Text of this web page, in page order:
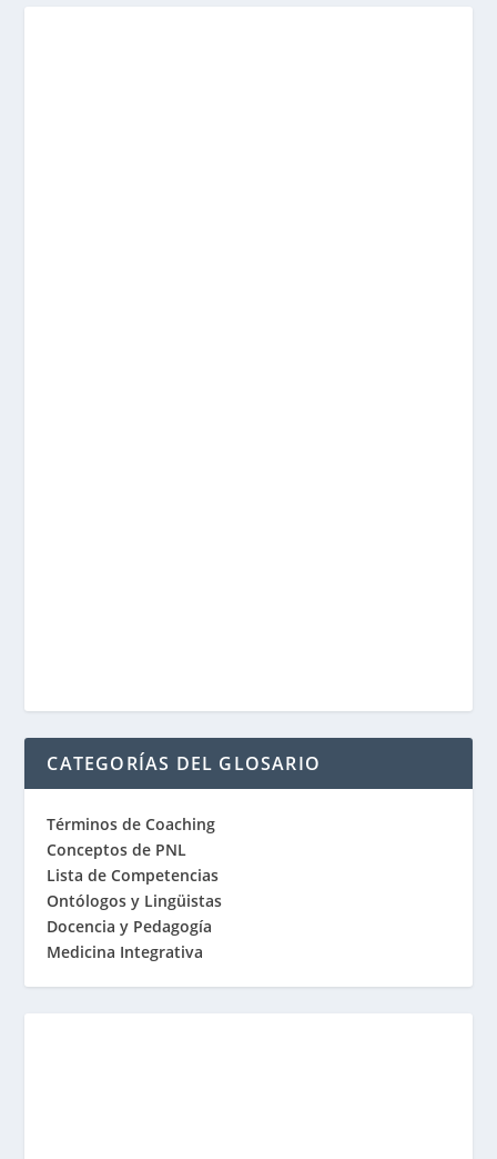
CATEGORÍAS DEL GLOSARIO
Términos de Coaching
Conceptos de PNL
Lista de Competencias
Ontólogos y Lingüistas
Docencia y Pedagogía
Medicina Integrativa